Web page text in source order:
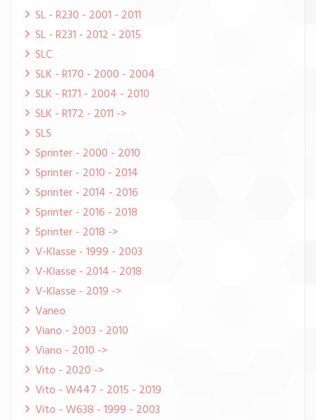
SL - R230 - 2001 - 2011
SL - R231 - 2012 - 2015
SLC
SLK - R170 - 2000 - 2004
SLK - R171 - 2004 - 2010
SLK - R172 - 2011 ->
SLS
Sprinter - 2000 - 2010
Sprinter - 2010 - 2014
Sprinter - 2014 - 2016
Sprinter - 2016 - 2018
Sprinter - 2018 ->
V-Klasse - 1999 - 2003
V-Klasse - 2014 - 2018
V-Klasse - 2019 ->
Vaneo
Viano - 2003 - 2010
Viano - 2010 ->
Vito - 2020 ->
Vito - W447 - 2015 - 2019
Vito - W638 - 1999 - 2003